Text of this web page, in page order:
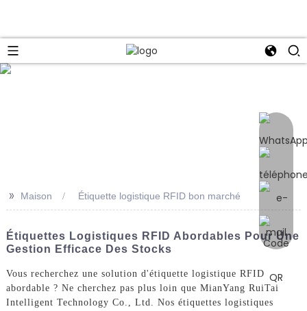
>> Maison Étiquette logistique RFID bon marché
Étiquettes Logistiques RFID Abordables Pour Une
Gestion Efficace Des Stocks
Vous recherchez une solution d'étiquette logistique RFID
abordable ? Ne cherchez pas plus loin que MianYang RuiTai
Intelligent Technology Co., Ltd. Nos étiquettes logistiques